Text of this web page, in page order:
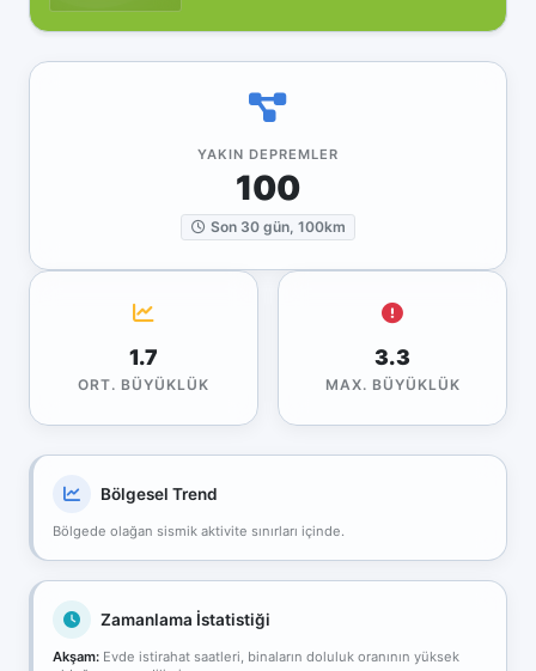
YAKIN DEPREMLER
100
Son 30 gün, 100km
1.7
ORT. BÜYÜKLÜK
3.3
MAX. BÜYÜKLÜK
Bölgesel Trend
Bölgede olağan sismik aktivite sınırları içinde.
Zamanlama İstatistiği
Akşam: Evde istirahat saatleri, binaların doluluk oranının yüksek